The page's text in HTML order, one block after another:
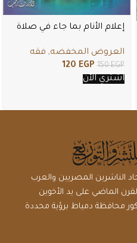
إعلام الأنام بما جاء في صلاة
العروض المخفضه, فقه
150EGP
120 EGP
اشتري الأن
الناشرين المصريين والعرب
الماضي على يد الأخوين
محافظة دمياط برؤية محددة